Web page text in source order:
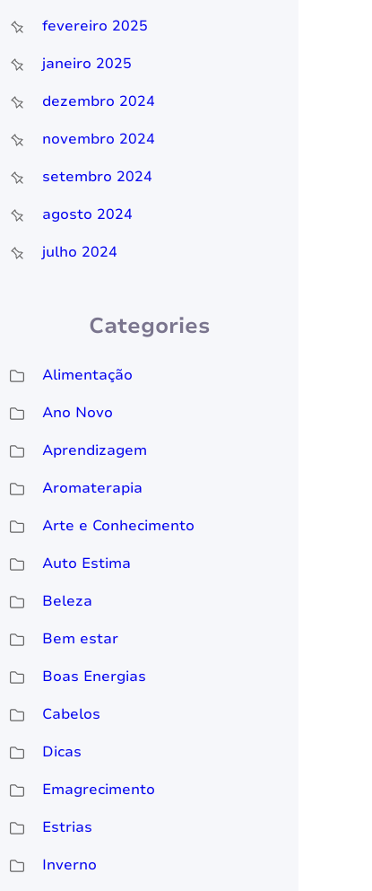
fevereiro 2025
janeiro 2025
dezembro 2024
novembro 2024
setembro 2024
agosto 2024
julho 2024
Categories
Alimentação
Ano Novo
Aprendizagem
Aromaterapia
Arte e Conhecimento
Auto Estima
Beleza
Bem estar
Boas Energias
Cabelos
Dicas
Emagrecimento
Estrias
Inverno